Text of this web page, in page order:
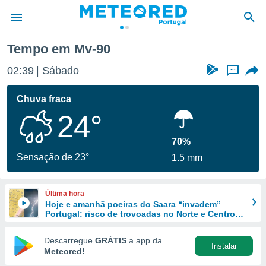
da
foi
fornecidas
a este
das
e
forma
digital
Tempo em Mv-90
02:39 Sábado ...
Chuva fraca
24°
Sensação de 23°
70%
1.5 mm
Última hora
Hoje e amanhã poeiras do Saara “invadem”
Portugal: risco de trovoadas no Norte e Centro
Descarregue GRÁTIS a app da
Meteored!
Instalar